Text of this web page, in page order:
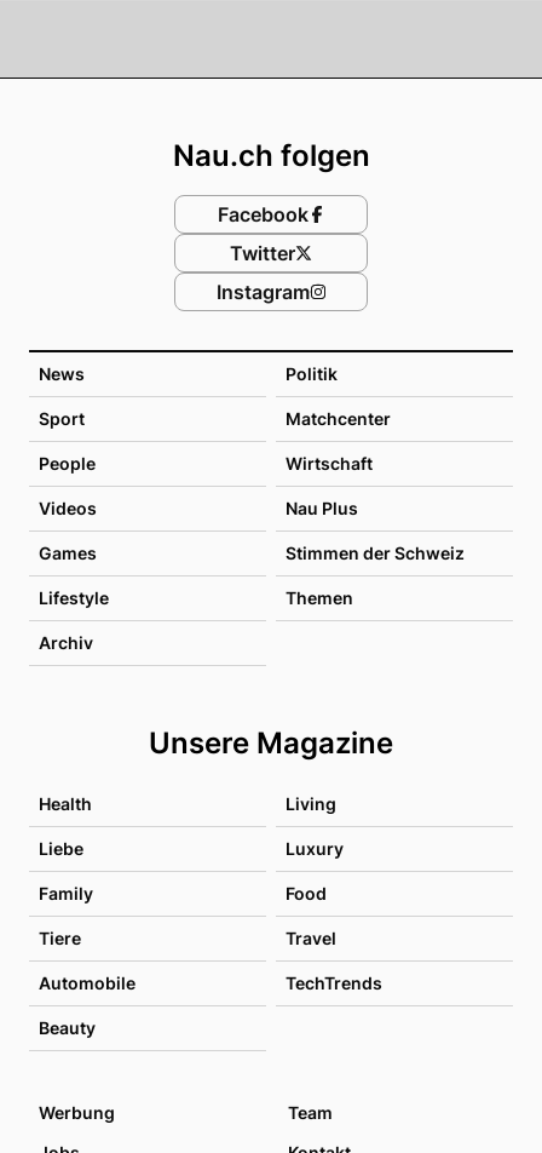
News Politik
Sport Matchcenter
People Wirtschaft
Videos Nau Plus
Games Stimmen der Schweiz
Lifestyle Themen
Archiv
Unsere Magazine
Health Living
Liebe Luxury
Family Food
Tiere Travel
Automobile TechTrends
Beauty
Nau.ch folgen
Facebook
Twitter
Instagram
Werbung
Team